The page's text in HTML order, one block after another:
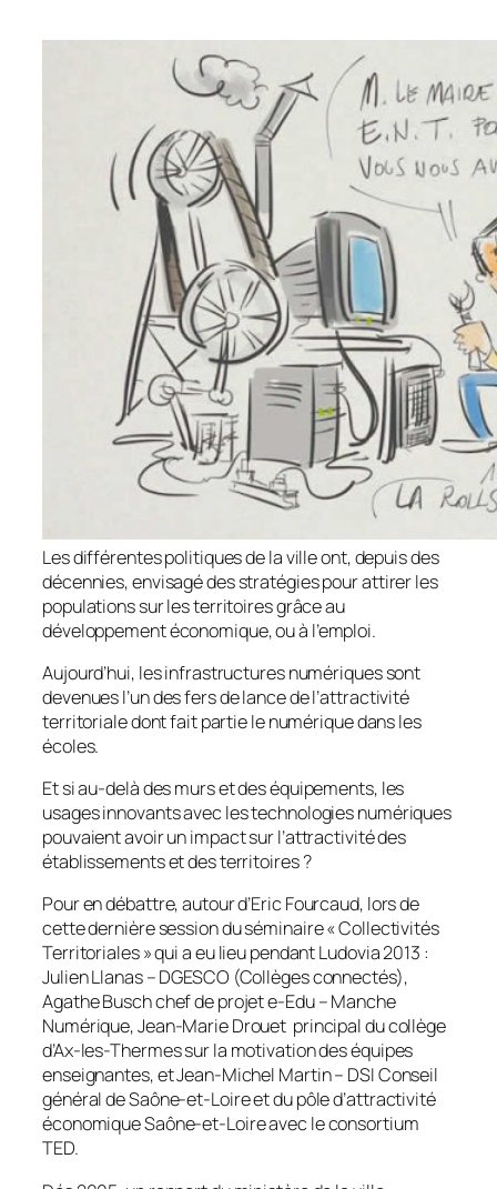
Les différentes politiques de la ville ont, depuis des
décennies, envisagé des stratégies pour attirer les
populations sur les territoires grâce au
développement économique, ou à l’emploi.
Aujourd’hui, les infrastructures numériques sont
devenues l’un des fers de lance de l’attractivité
territoriale dont fait partie le numérique dans les
écoles.
Et si au-delà des murs et des équipements, les
usages innovants avec les technologies numériques
pouvaient avoir un impact sur l’attractivité des
établissements et des territoires ?
Pour en débattre, autour d’Eric Fourcaud, lors de
cette dernière session du séminaire « Collectivités
Territoriales » qui a eu lieu pendant Ludovia 2013 :
Julien Llanas – DGESCO (Collèges connectés),
Agathe Busch chef de projet e-Edu – Manche
Numérique, Jean-Marie Drouet principal du collège
d’Ax-les-Thermes sur la motivation des équipes
enseignantes, et Jean-Michel Martin – DSI Conseil
général de Saône-et-Loire et du pôle d’attractivité
économique Saône-et-Loire avec le consortium
TED.